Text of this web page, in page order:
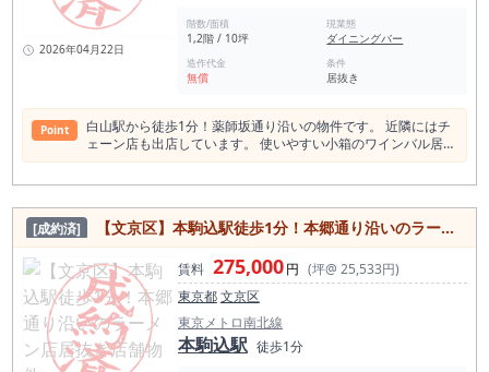
2026年04月22日
階数/面積
1,2階 / 10坪
現業態
ダイニングバー
造作代金
無償
条件
居抜き
Point
白山駅から徒歩1分！薬師坂通り沿いの物件です。 近隣にはチ
ェーン店も出店しています。 使いやすい小箱のワインバル居抜
き物件で、個人や独立開業のお客様にもオススメ！ ＜白山駅
（食べログ調べ）＞ カフェの件数比率が周辺エリアに比べて突
出して高いです。 また、居酒屋が通常は周辺エリアでトップ3
に入ることが多いですが、白山駅周辺では珍しく4位になって
います。 さらに、カレー店や焼肉店の件数も、住居エリアのた
めか少ない傾向にあります。 和食 63店 カフェ 43店 洋食・西
洋料理 32店 居酒屋 27店 バー 19店 ス
イーツ店 19店 中華料理 16店 パン・サンドイッチ 16店 ラーメ
ン店 13店 アジアエスニック 13店 カレー 8店 焼肉ホルモン 7店
＜白山スポット＞ 白山神社 小石川植物園 八百屋のお七墓 旧東
[成約済] 【文京区】本駒込駅徒歩1分！本郷通り沿いのラーメン店居抜き店舗物件
賃料 275,000円 (坪@ 25,533円)
東京都文京区
東京メトロ南北線
本駒込駅 徒歩1分